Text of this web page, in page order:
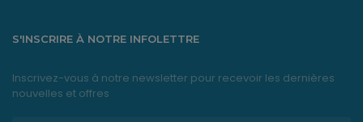
S'INSCRIRE À NOTRE INFOLETTRE
Inscrivez-vous à notre newsletter pour recevoir les dernières
nouvelles et offres